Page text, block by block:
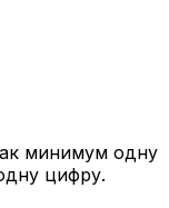
минимум одну
цифру.